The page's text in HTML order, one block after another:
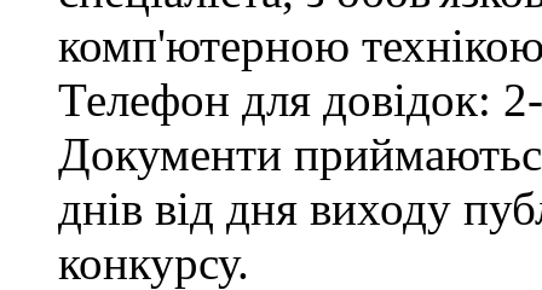
комп'ютерною
Телефон для довідок:
Документи
днів від дня виходу
конкурсу.